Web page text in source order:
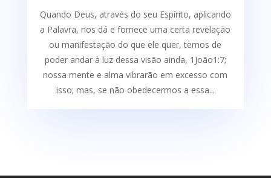
Quando Deus, através do seu Espírito, aplicando
a Palavra, nos dá e fornece uma certa re­velação
ou manifestação do que ele quer, temos de
poder andar à luz dessa visão ainda, 1João1:7;
nossa mente e alma vibrarão em excesso com
isso; mas, se não obedecermos a essa...